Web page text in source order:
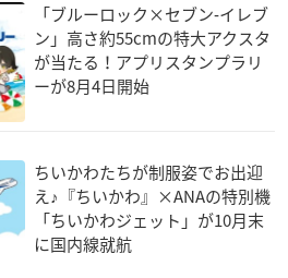
「ブルーロック×セブン‐イレブ
ン」高さ約55cmの特大アクスタ
が当たる！アプリスタンプラリ
ーが8月4日開始
ちいかわたちが制服姿でお出迎
え♪『ちいかわ』×ANAの特別機
「ちいかわジェット」が10月末
に国内線就航